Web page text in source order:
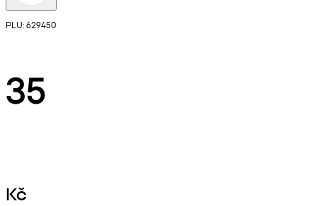
PLU: 629450
35
Kč